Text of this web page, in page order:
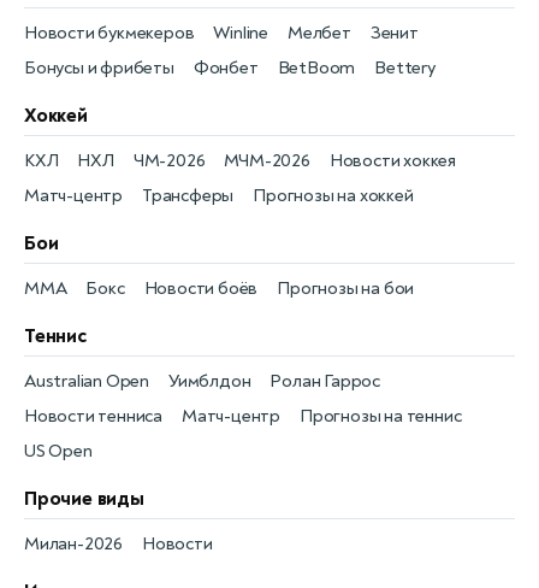
Бонусы и фрибеты
Новости букмекеров
Фонбет
Winline
BetBoom
Мелбет
Bettery
Зенит
Хоккей
Новости хоккея
КХЛ
Матч-центр
НХЛ
Трансферы
ЧМ-2026
Прогнозы на хоккей
МЧМ-2026
Бои
Новости боёв
MMA Прогнозы на бои
Бокс
Теннис
Новости тенниса
Australian Open
Матч-центр
Уимблдон
Прогнозы на теннис
Ролан Гаррос
US Open
Прочие виды
Новости
Милан-2026